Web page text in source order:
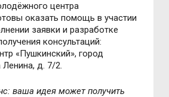
центра
оказать помощь в участии
заявки и разработке
консультаций:
«Пушкинский», город
д. 7/2.
ваша идея может получить